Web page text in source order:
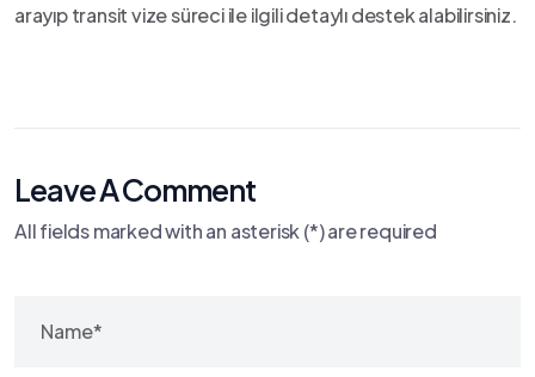
arayıp transit vize süreci ile ilgili detaylı destek alabilirsiniz.
Leave A Comment
All fields marked with an asterisk (*) are required